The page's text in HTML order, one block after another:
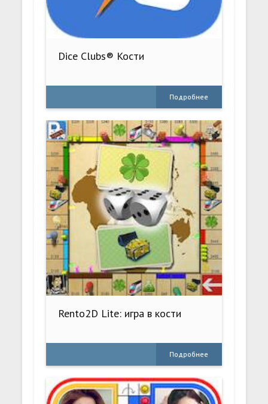
Dice Clubs® Кости
Подробнее
Rento2D Lite: игра в кости
Подробнее